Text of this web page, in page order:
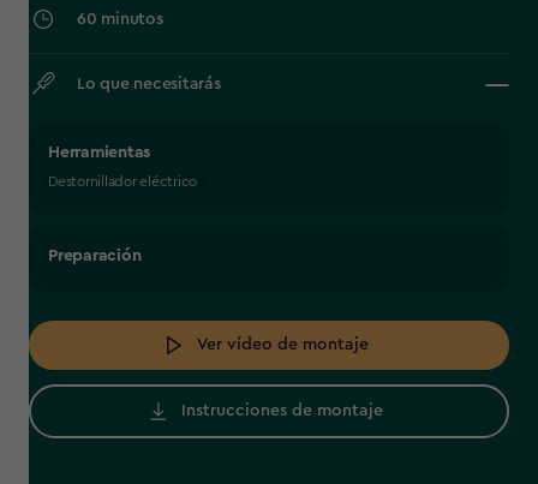
60 minutos
Lo que necesitarás
Herramientas
Destornillador eléctrico
Preparación
Ver vídeo de montaje
Instrucciones de montaje